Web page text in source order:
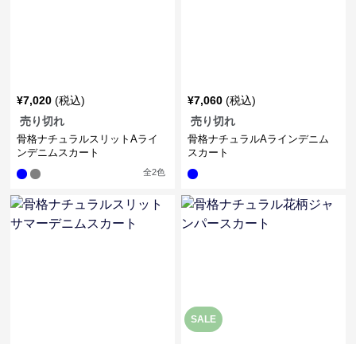
¥7,020 (税込)
売り切れ
骨格ナチュラルスリットAライ
ンデニムスカート
全2色
¥7,060 (税込)
売り切れ
骨格ナチュラルAラインデニム
スカート
SALE